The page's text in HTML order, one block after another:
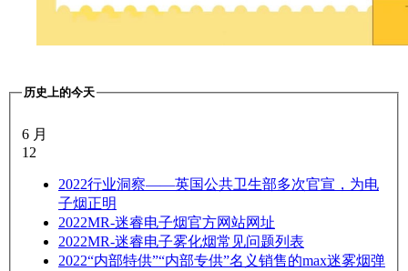
历史上的今天
6 月
12
2022行业洞察——英国公共卫生部多次官宣，为电
子烟正明
2022MR-迷睿电子烟官方网站网址
2022MR-迷睿电子雾化烟常见问题列表
2022“内部特供”“内部专供”名义销售的max迷雾烟弹